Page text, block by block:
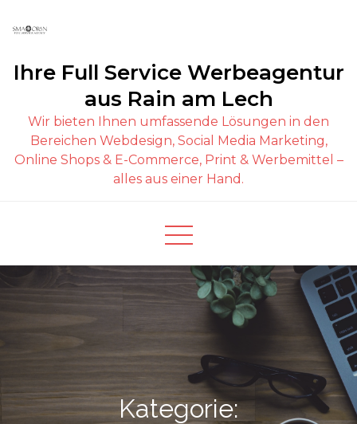
Ihre Full Service Werbeagentur
aus Rain am Lech
Wir bieten Ihnen umfassende Lösungen in den
Bereichen Webdesign, Social Media Marketing,
Online Shops & E-Commerce, Print & Werbemittel –
alles aus einer Hand.
Kategorie: